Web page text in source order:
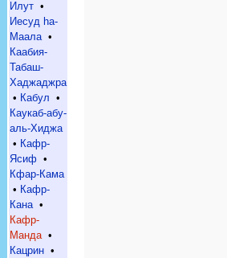
Илут •
Иесуд hа-
Маала•
Каабия-
Табаш-
Хаджаджра
• Кабул •
Каукаб-абу-
аль-Хиджа
• Кафр-
Ясиф •
Кфар-Кама
• Кафр-
Кана•
Кафр-
Манда•
Кацрин •